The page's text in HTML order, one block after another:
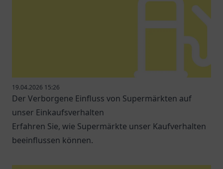
19.04.2026 15:26
Der Verborgene Einfluss von Supermärkten auf
unser Einkaufsverhalten
Erfahren Sie, wie Supermärkte unser Kaufverhalten
beeinflussen können.